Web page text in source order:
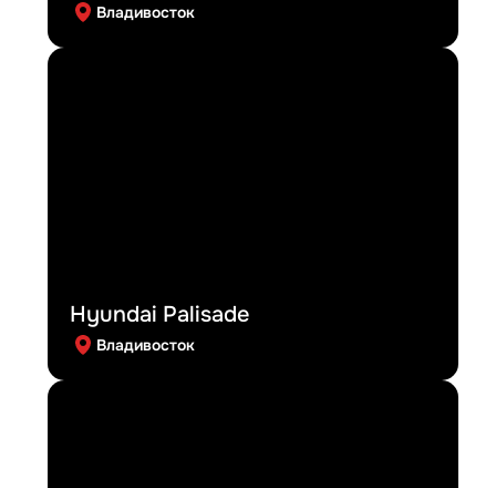
Владивосток
Hyundai Palisade
Владивосток